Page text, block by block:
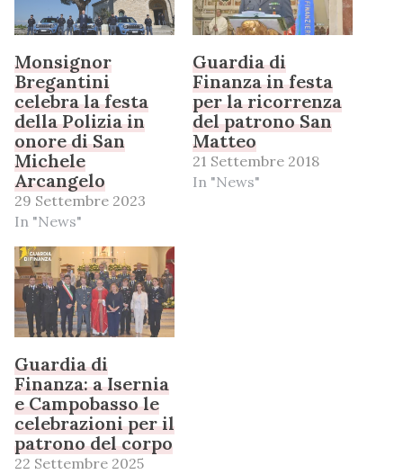
Monsignor
Bregantini
celebra la festa
della Polizia in
onore di San
Michele
Arcangelo
29 Settembre 2023
In "News"
Guardia di
Finanza in festa
per la ricorrenza
del patrono San
Matteo
21 Settembre 2018
In "News"
Guardia di
Finanza: a Isernia
e Campobasso le
celebrazioni per il
patrono del corpo
22 Settembre 2025